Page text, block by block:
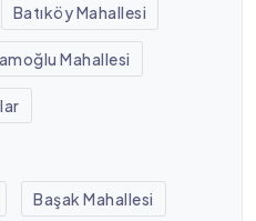
Batıköy Mahallesi
Mahallesi
Başak Mahallesi